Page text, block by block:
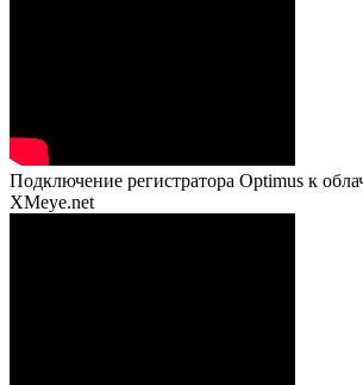
Подключение регистратора Optimus к
XMeye.net